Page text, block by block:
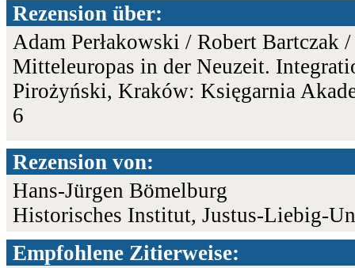
Rezension über:
Adam Perłakowski / Robert
Mitteleuropas in der Neuzeit.
Pirożyński, Kraków: Księgarnia
6
Rezension von:
Hans-Jürgen Bömelburg
Historisches Institut, Justus-Liebig-
Empfohlene Zitierweise: